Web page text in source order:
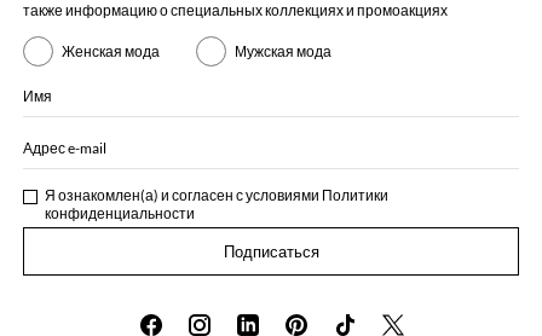
также информацию о специальных коллекциях и промоакциях
Женская мода Мужская мода
Имя
Адрес e-mail
Я ознакомлен(а) и согласен с условиями Политики
конфиденциальности
Подписаться